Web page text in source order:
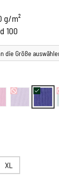
g/m²
100
die Größe
XL